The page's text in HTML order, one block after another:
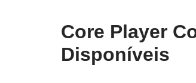
Core Player
Disponíveis